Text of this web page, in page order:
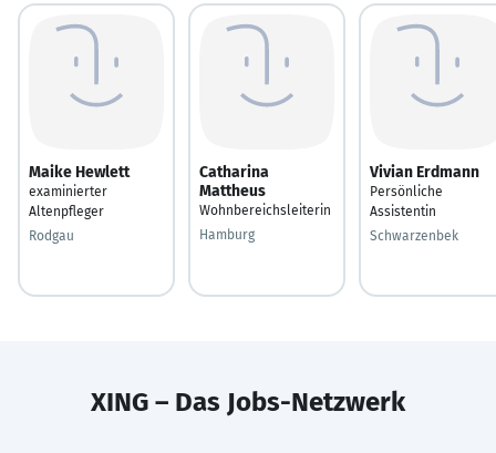
Maike Hewlett
examinierter
Altenpfleger
Rodgau
Catharina
Mattheus
Wohnbereichsleiterin
Hamburg
Vivian Erdmann
Persönliche
Assistentin
Schwarzenbek
XING – Das Jobs-Netzwerk